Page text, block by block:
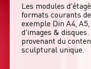
Les modules
formats courants
exemple Din A4,
d'images &
provenant du
sculptural unique.